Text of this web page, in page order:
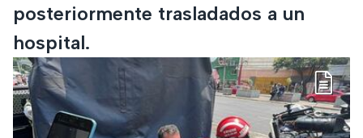
posteriormente trasladados a un
hospital.